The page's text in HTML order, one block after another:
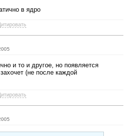
в ядро
и то и другое, но появляется
(не после каждой